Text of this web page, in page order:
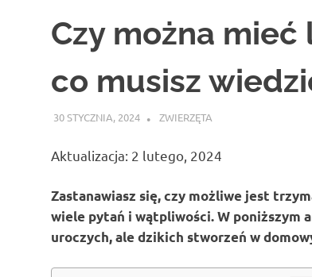
Czy można mieć
co musisz
30 STYCZNIA, 2024 ATROX
ZWIERZĘTA
Aktualizacja: 2 lutego, 2024
Zastanawiasz się, czy możliwe jest
wiele pytań i wątpliwości. W poniższym
uroczych, ale dzikich stworzeń w